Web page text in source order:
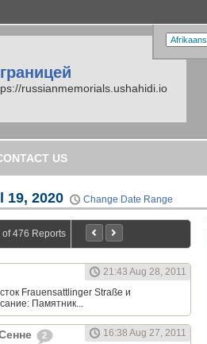
russianmemorials.ushahidi.io
US
19, 2020 Change Date Range
476 Reports
21:43 Aug 28, 2011
Frauensattlinger Straße и
Памятник...
2
16:38 Aug 27, 2011